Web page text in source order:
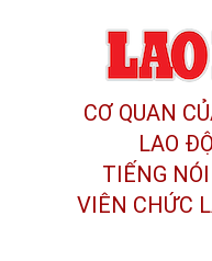
CƠ QUAN
LAO
TIẾNG
VIÊN CHỨC